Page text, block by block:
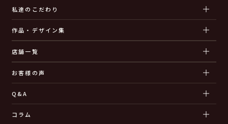
私達のこだわり
作品・デザイン集
店舗一覧
お客様の声
Q&A
コラム